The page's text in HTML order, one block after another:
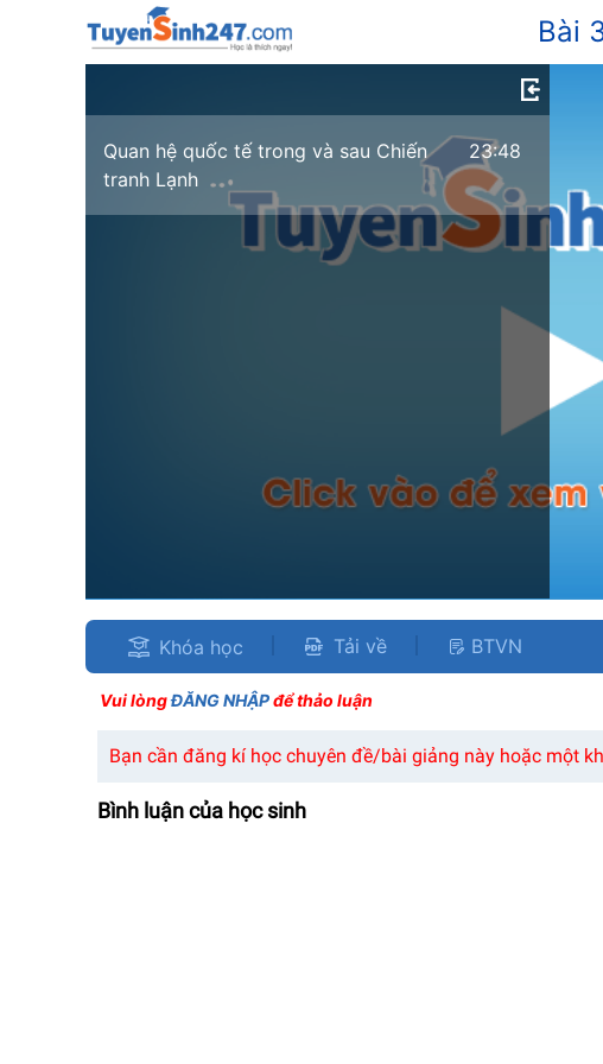
Bài
Quan hệ quốc tế trong và sau Chiến
tranh Lạnh
23:48
Khóa học Tải về BTVN
Vui lòngĐĂNG NHẬPđể thảo luận
Bạn cần đăng kí học chuyên đề/bài giảng này hoặc một
Bình luận của học sinh